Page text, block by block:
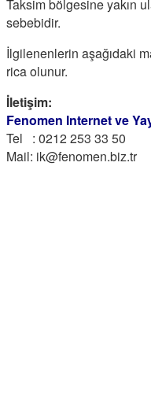
Taksim bölgesine yakın
sebebidir.
İlgilenenlerin aşağıdaki
rica olunur.
İletişim:
Fenomen Internet ve
Tel : 0212 253 33 50
Mail: ik@fenomen.biz.tr